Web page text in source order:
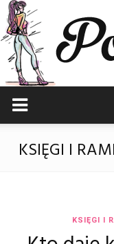
KSIĘGI I
KSIĘGI I